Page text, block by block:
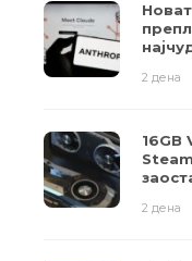
2 дена
16GB
2 дена